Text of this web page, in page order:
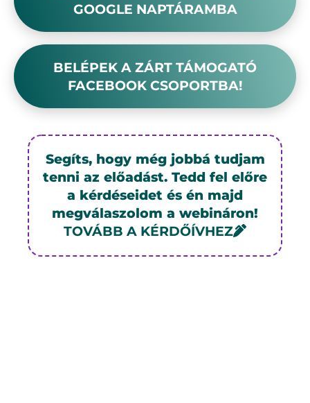
GOOGLE NAPTÁRAMBA
BELÉPEK A ZÁRT TÁMOGATÓ
FACEBOOK CSOPORTBA!
Segíts, hogy még jobbá tudjam
tenni az előadást. Tedd fel előre
a kérdéseidet és én majd
megválaszolom a webináron!
TOVÁBB A KÉRDŐÍVHEZ